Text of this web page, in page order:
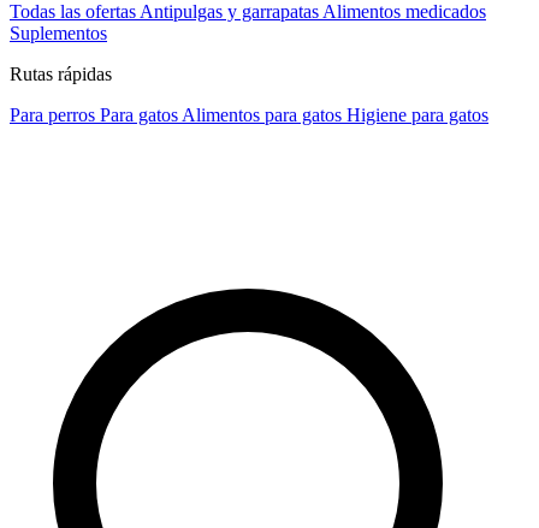
Todas las ofertas Antipulgas y garrapatas Alimentos medicados
Suplementos
Rutas rápidas
Para perros Para gatos Alimentos para gatos Higiene para gatos